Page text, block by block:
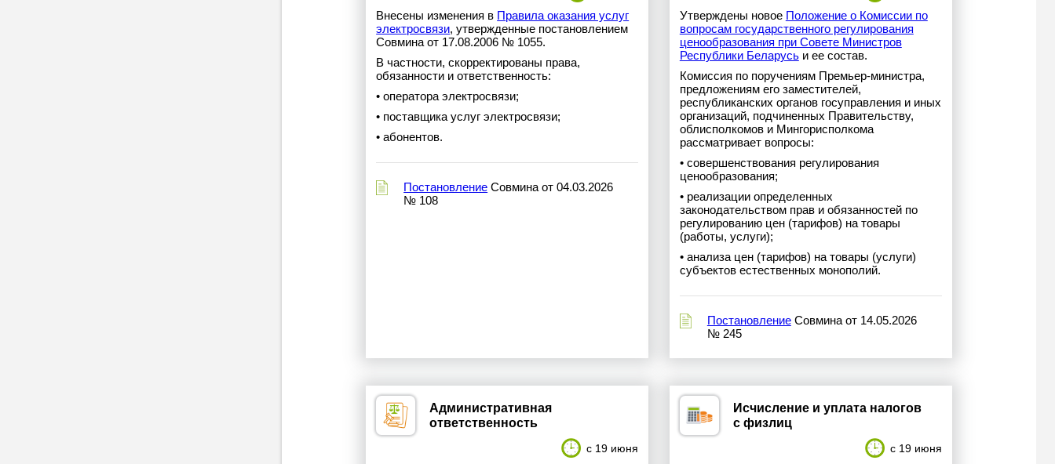
Внесены изменения в Правила оказания услуг
электросвязи, утвержденные постановлением
Совмина от 17.08.2006 № 1055.
В частности, скорректированы права,
обязанности и ответственность:
• оператора электросвязи;
• поставщика услуг электросвязи;
• абонентов.
Постановление Совмина от 04.03.2026
№ 108
Утверждены новое Положение о Комиссии по
вопросам государственного регулирования
ценообразования при Совете Министров
Республики Беларусьи ее состав.
Комиссия по поручениям Премьер-министра,
предложениям его заместителей,
республиканских органов госуправления и иных
организаций, подчиненных Правительству,
облисполкомов и Мингорисполкома
рассматривает вопросы:
• совершенствования регулирования
ценообразования;
• реализации определенных
законодательством прав и обязанностей по
регулированию цен (тарифов) на товары
(работы, услуги);
• анализа цен (тарифов) на товары (услуги)
субъектов естественных монополий.
ПостановлениеСовмина от 14.05.2026
№ 245
Административная
ответственность
с 19 июня
Исчисление и уплата налогов
с физлиц
с 19 июня